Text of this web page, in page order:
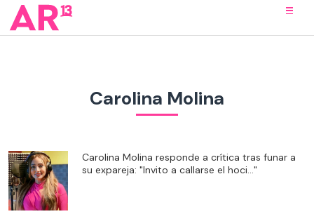
Carolina Molina
Carolina Molina responde a crítica tras funar a
su expareja: "Invito a callarse el hoci..."